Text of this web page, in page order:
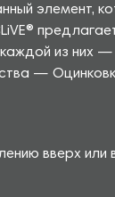
элемент,
каждой из них
—
вверх или